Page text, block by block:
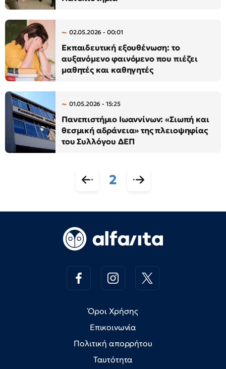
02.05.2026 - 00:01
Εκπαιδευτική εξουθένωση: το
αυξανόμενο φαινόμενο που πιέζει
μαθητές και καθηγητές
01.05.2026 - 15:25
Πανεπιστήμιο Ιωαννίνων: «Σιωπή και
θεσμική αδράνεια» της πλειοψηφίας
του Συλλόγου ΔΕΠ
2
Όροι Χρήσης
Επικοινωνία
Πολιτική απορρήτου
Ταυτότητα